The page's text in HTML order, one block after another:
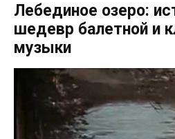
Лебединое озеро:
шедевр балетной и
музыки